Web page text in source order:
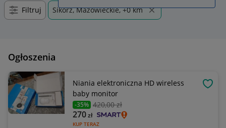
Filtruj Sikórz, Mazowieckie, +0 km
Ogłoszenia
Niania elektroniczna HD wireless
baby monitor
-35% 420,00 zł
KUP TERAZ
270zł